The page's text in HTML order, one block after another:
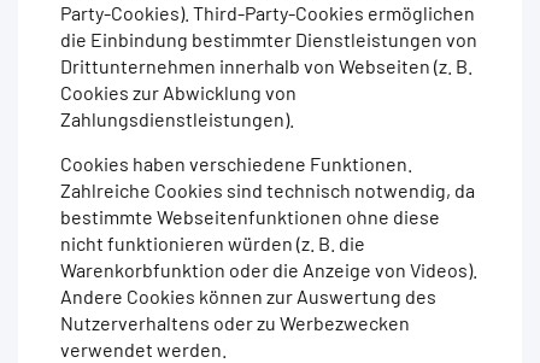
Party-Cookies). Third-Party-Cookies ermöglichen
die Einbindung bestimmter Dienstleistungen von
Drittunternehmen innerhalb von Webseiten (z. B.
Cookies zur Abwicklung von
Zahlungsdienstleistungen).
Cookies haben verschiedene Funktionen.
Zahlreiche Cookies sind technisch notwendig, da
bestimmte Webseitenfunktionen ohne diese
nicht funktionieren würden (z. B. die
Warenkorbfunktion oder die Anzeige von Videos).
Andere Cookies können zur Auswertung des
Nutzerverhaltens oder zu Werbezwecken
verwendet werden.